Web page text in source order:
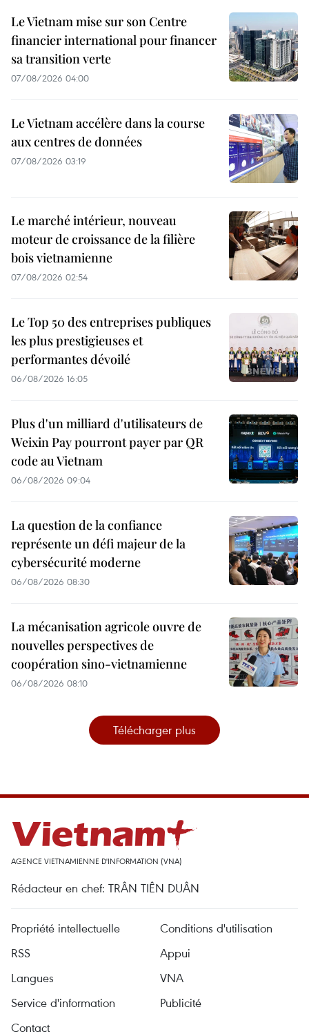
Le Vietnam mise sur son Centre
financier international pour financer
sa transition verte
07/08/2026 04:00
Le Vietnam accélère dans la course
aux centres de données
07/08/2026 03:19
Le marché intérieur, nouveau
moteur de croissance de la filière
bois vietnamienne
07/08/2026 02:54
Le Top 50 des entreprises publiques
les plus prestigieuses et
performantes dévoilé
06/08/2026 16:05
Plus d'un milliard d'utilisateurs de
Weixin Pay pourront payer par QR
code au Vietnam
06/08/2026 09:04
La question de la confiance
représente un défi majeur de la
cybersécurité moderne
06/08/2026 08:30
La mécanisation agricole ouvre de
nouvelles perspectives de
coopération sino-vietnamienne
06/08/2026 08:10
Télécharger plus
AGENCE VIETNAMIENNE D'INFORMATION (VNA)
Rédacteur en chef: TRÂN TIÊN DUÂN
Propriété intellectuelle
Conditions d'utilisation
RSS
Appui
Langues
VNA
Service d'information
Publicité
Contact